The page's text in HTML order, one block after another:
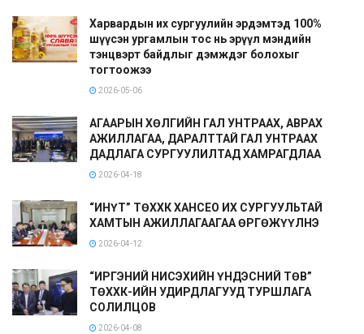
Харвардын их сургуулийн эрдэмтэд 100%
шүүсэн ургамлын тос нь эрүүл мэндийн
тэнцвэрт байдлыг дэмждэг болохыг
тогтоожээ
2026-05-06
АГААРЫН ХӨЛГИЙН ГАЛ УНТРААХ, АВРАХ
АЖИЛЛАГАА, ДАРАЛТТАЙ ГАЛ УНТРААХ
ДАДЛАГА СУРГУУЛИЛТАД ХАМРАГДЛАА
2026-04-18
“ИНҮТ” ТӨХХК ХАНСЕО ИХ СУРГУУЛЬТАЙ
ХАМТЫН АЖИЛЛАГААГАА ӨРГӨЖҮҮЛНЭ
2026-04-12
“ИРГЭНИЙ НИСЭХИЙН ҮНДЭСНИЙ ТӨВ”
ТӨХХК-ИЙН УДИРДЛАГУУД ТУРШЛАГА
СОЛИЛЦОВ
2026-04-08